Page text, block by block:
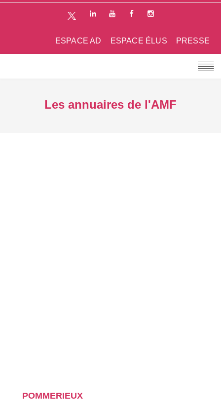
PRESSE
ESPACE ÉLUS
ESPACE AD
Les annuaires de l'AMF
POMMERIEUX